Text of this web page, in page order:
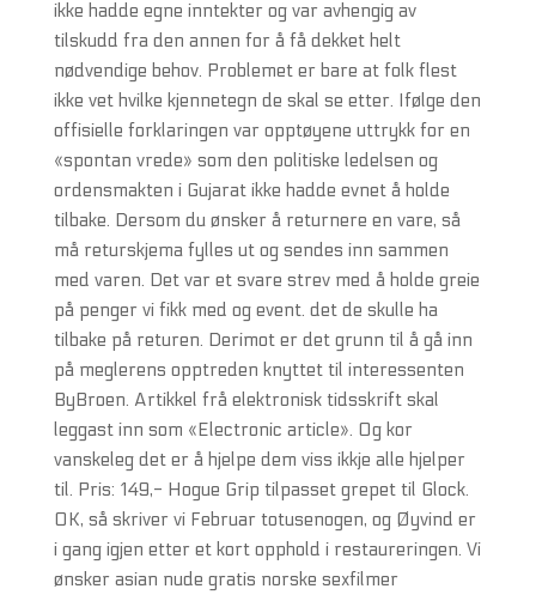
ikke hadde egne inntekter og var avhengig av
tilskudd fra den annen for å få dekket helt
nødvendige behov. Problemet er bare at folk flest
ikke vet hvilke kjennetegn de skal se etter. Ifølge den
offisielle forklaringen var opptøyene uttrykk for en
«spontan vrede» som den politiske ledelsen og
ordensmakten i Gujarat ikke hadde evnet å holde
tilbake. Dersom du ønsker å returnere en vare, så
må returskjema fylles ut og sendes inn sammen
med varen. Det var et svare strev med å holde greie
på penger vi fikk med og event. det de skulle ha
tilbake på returen. Derimot er det grunn til å gå inn
på meglerens opptreden knyttet til interessenten
ByBroen. Artikkel frå elektronisk tidsskrift skal
leggast inn som «Electronic article». Og kor
vanskeleg det er å hjelpe dem viss ikkje alle hjelper
til. Pris: 149,- Hogue Grip tilpasset grepet til Glock.
OK, så skriver vi Februar totusenogen, og Øyvind er
i gang igjen etter et kort opphold i restaureringen. Vi
ønsker asian nude gratis norske sexfilmer